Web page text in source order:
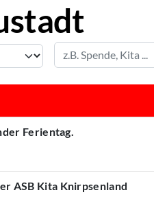
Ferientag.
ASB Kita Knirpsenland